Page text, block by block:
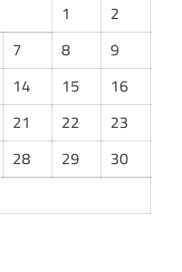
1
2
7 8
9
14 15
16
21 22
23
28 29
30